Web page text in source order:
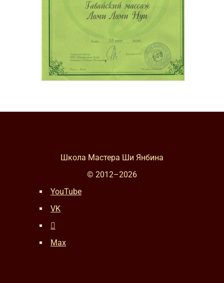
Школа Мастера Ши Янбина
© 2012–2026
YouTube
VK
Max